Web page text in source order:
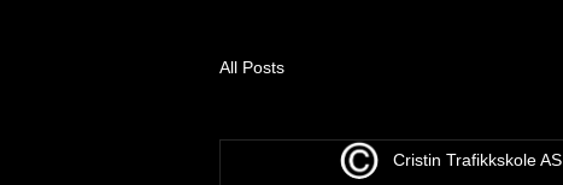
All Posts
Cristin Trafikkskole AS